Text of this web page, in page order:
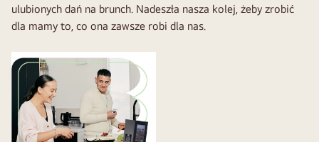
ulubionych dań na brunch. Nadeszła nasza kolej, żeby zrobić
dla mamy to, co ona zawsze robi dla nas.